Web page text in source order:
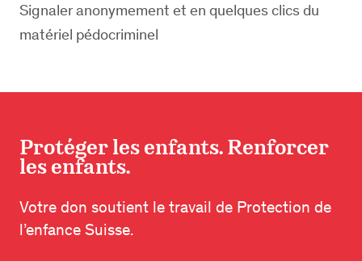
Signaler anonymement et en quelques clics du
matériel pédocriminel
Protéger les enfants. Renforcer
les enfants.
Votre don soutient le travail de Protection de
l’enfance Suisse.